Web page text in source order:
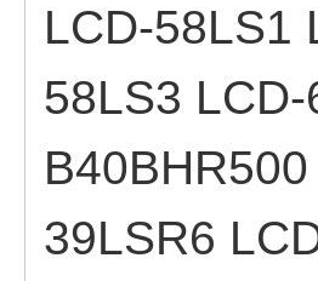
LCD-58LS1
58LS3
39LSR6